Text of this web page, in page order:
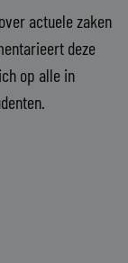
actuele zaken
deze
op alle in